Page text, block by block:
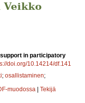
in participatory
doi.org/10.14214/df.141
; osallistaminen;
muodossa | Tekijä